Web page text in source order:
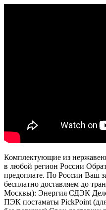
Комплектующие из
в любой регион России
предоплате. По России Ваш
бесплатно доставляем до
Москвы): Энергия СДЭК
ПЭК постаматы PickPoint